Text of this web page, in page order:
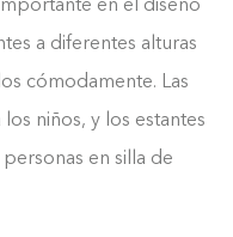
en el diseño
a diferentes alturas
cómodamente. Las
niños, y los estantes
en silla de